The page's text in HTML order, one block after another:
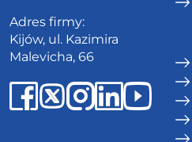
Adres firmy:
Kijów, ul. Kazimira
Malevicha, 66